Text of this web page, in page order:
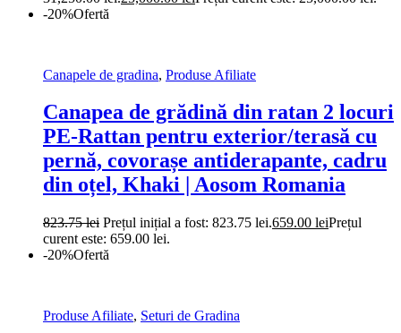
-20%Ofertă
Canapele de gradina, Produse Afiliate
Canapea de grădină din ratan 2 locuri
PE-Rattan pentru exterior/terasă cu
pernă, covorașe antiderapante, cadru
din oțel, Khaki | Aosom Romania
823.75lei Prețul inițial a fost: 823.75 lei.659.00 leiPrețul
curent este: 659.00 lei.
-20%Ofertă
Produse Afiliate, Seturi de Gradina